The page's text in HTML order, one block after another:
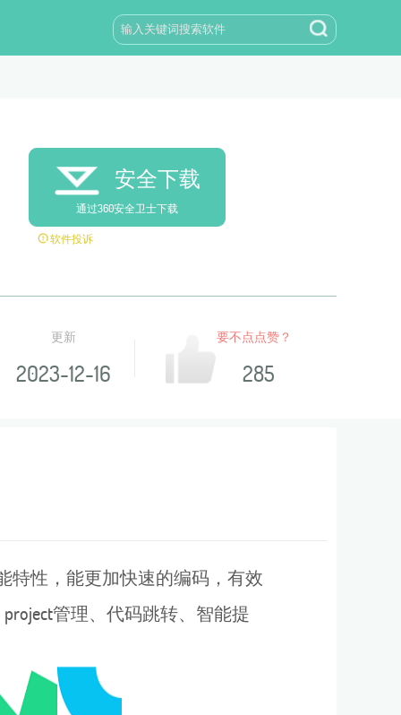
安全下载
通过360安全卫士下载
软件投诉
更新
2023-12-16
要不点点赞？
285
特性，能更加快速的编码，有效
管理、代码跳转、智能提